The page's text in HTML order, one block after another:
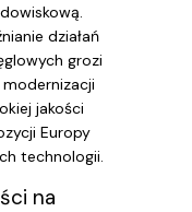
działań
grozi
jakości
Europy
technologii.
na